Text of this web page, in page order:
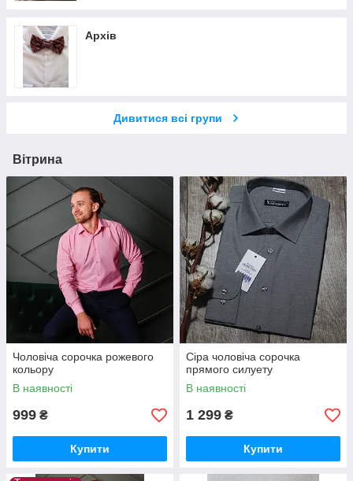
Архів
Дивитися всі групи
Вітрина
Чоловіча сорочка рожевого
кольору
В наявності
999 ₴
Купити
Сіра чоловіча сорочка
прямого силуету
В наявності
1 299 ₴
Купити